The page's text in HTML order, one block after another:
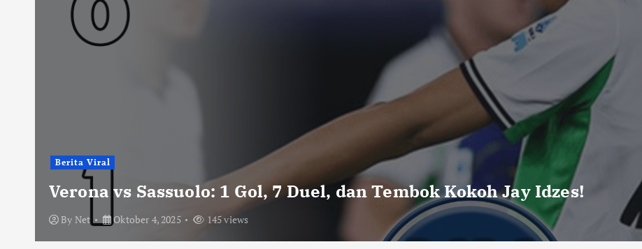
Berita Viral
Verona vs Sassuolo: 1 Gol, 7 Duel, dan Tembok Kokoh Jay Idzes!
By Net Oktober 4, 2025 145 views